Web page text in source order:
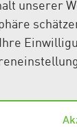
unserer